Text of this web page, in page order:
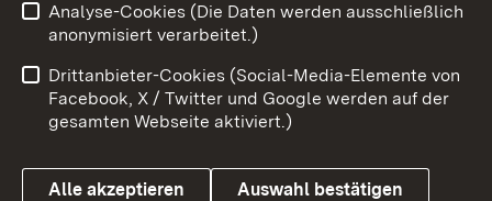
Benutzungshinweise
Barrierefreiheit
Datenschutz
Cookies
Analyse-Cookies (Die Daten werden ausschließlich
anonymisiert verarbeitet.)
Drittanbieter-Cookies (Social-Media-Elemente von
Facebook, X / Twitter und Google werden auf der
gesamten Webseite aktiviert.)
Alle akzeptieren Auswahl bestätigen